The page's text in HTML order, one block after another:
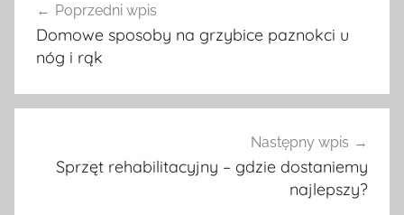
wpisu
Poprzedni wpis
Domowe sposoby na grzybice paznokci u
nóg i rąk
Następny wpis
Sprzęt rehabilitacyjny – gdzie dostaniemy
najlepszy?